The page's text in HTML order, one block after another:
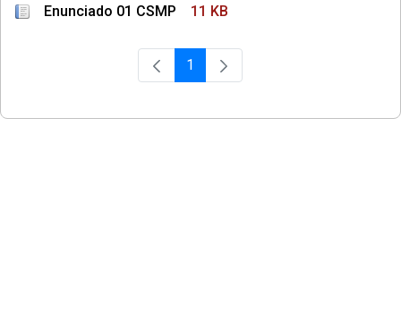
Enunciado 01 CSMP
11 KB
Página
1